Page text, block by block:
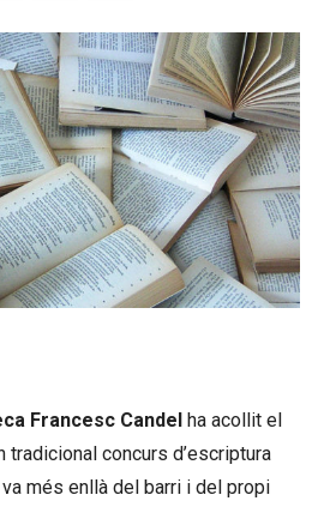
Francesc Candel ha acollit el
tradicional concurs d’escriptura
més enllà del barri i del propi